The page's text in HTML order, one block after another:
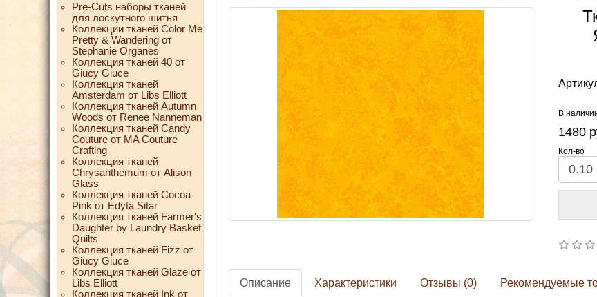
Pre-Cuts наборы тканей
для лоскутного шитья
Коллекции тканей Color Me
Pretty & Wandering от
Stephanie Organes
Коллекция тканей 40 от
Giucy Giuce
Коллекция тканей
Amsterdam от Libs Elliott
Коллекция тканей Autumn
Woods от Renee Nanneman
Коллекция тканей Candy
Couture от MA Couture
Crafting
Коллекция тканей
Chrysanthemum от Alison
Glass
Коллекция тканей Cocoa
Pink от Edyta Sitar
Коллекция тканей Farmer's
Daughter by Laundry Basket
Quilts
Коллекция тканей Fizz от
Giucy Giuce
Коллекция тканей Glaze от
Libs Elliott
Коллекция тканей Ink от
В
1480
Кол-во
Описание Характеристики Отзывы (0) Рекомендуемые